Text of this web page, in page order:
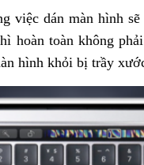
việc dán màn hình
hoàn toàn không
hình khỏi bị trầy